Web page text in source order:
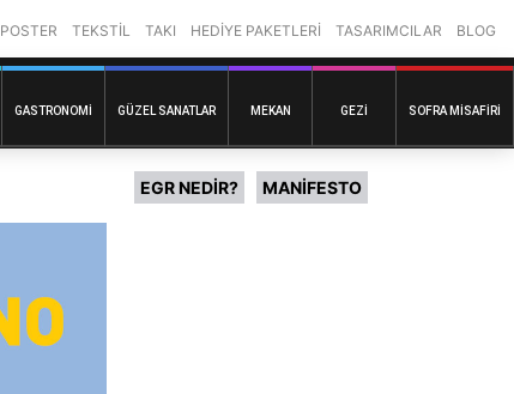
POSTER TEKSTİL TAKI HEDİYE PAKETLERİ TASARIMCILAR BLOG
GASTRONOMI GÜZEL SANATLAR MEKAN GEZI SOFRA MISAFIRI
EGR NEDİR? MANİFESTO